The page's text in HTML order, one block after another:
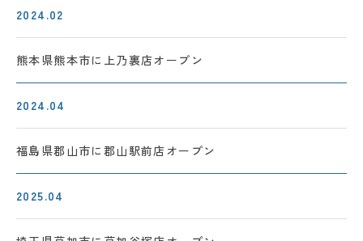
2024.02
熊本県熊本市に 上乃裏店オープン
2024.04
福島県郡山市に 郡山駅前店オープン
2025.04